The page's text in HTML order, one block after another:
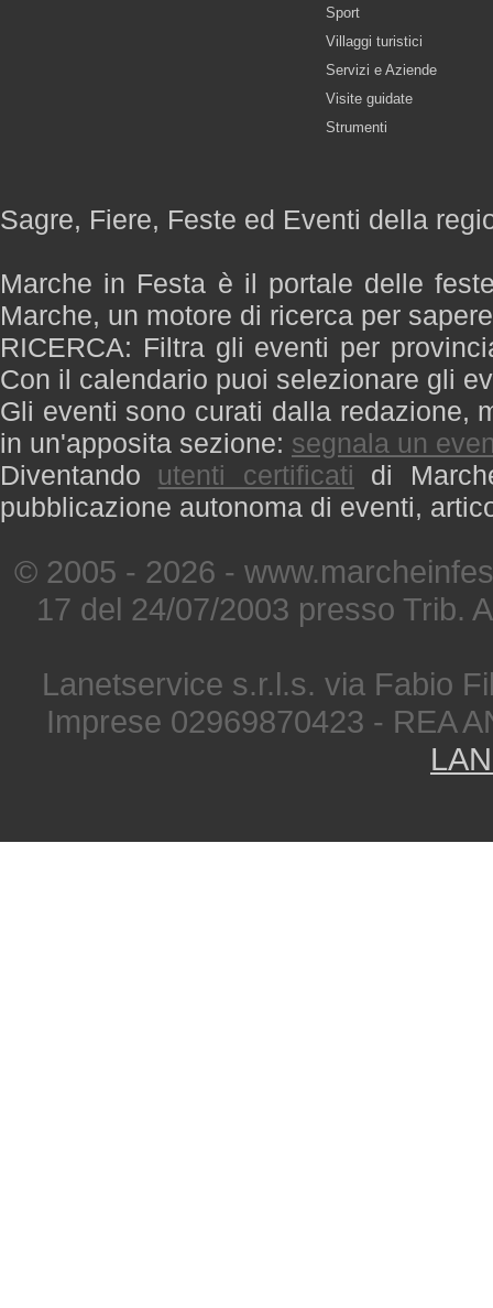
Sport
Villaggi turistici
Servizi e Aziende
Visite guidate
Strumenti
Sagre, Fiere, Feste ed Eventi della
Marche in Festa è il portale delle
Marche, un motore di ricerca per
RICERCA: Filtra gli eventi per
Con il calendario puoi selezionare gli
Gli eventi sono curati dalla redazione,
in un'apposita sezione: segnala un
Diventando utenti certificati di
pubblicazione autonoma di eventi,
© 2005 - 2026 -
17 del 24/07/2003 presso Trib.
Lanetservice s.r.l.s. via Fabio
Imprese 02969870423 - REA